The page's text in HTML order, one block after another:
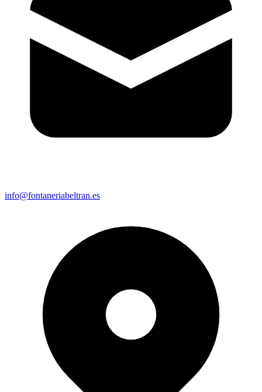
info@fontaneriabeltran.es